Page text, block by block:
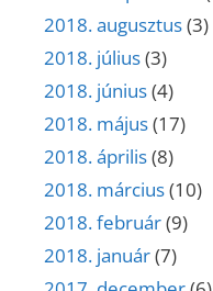
2018. augusztus(3)
2018. július(3)
2018. június(4)
2018. május(17)
2018. április(8)
2018. március(10)
2018. február(9)
2018. január(7)